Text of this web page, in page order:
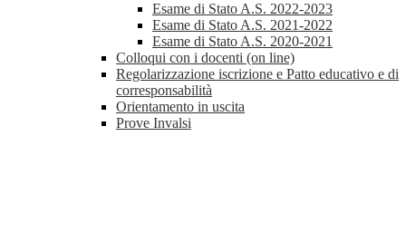
Esame di Stato A.S. 2022-2023
Esame di Stato A.S. 2021-2022
Esame di Stato A.S. 2020-2021
Colloqui con i docenti (on line)
Regolarizzazione iscrizione e Patto educativo e di
corresponsabilità
Orientamento in uscita
Prove Invalsi